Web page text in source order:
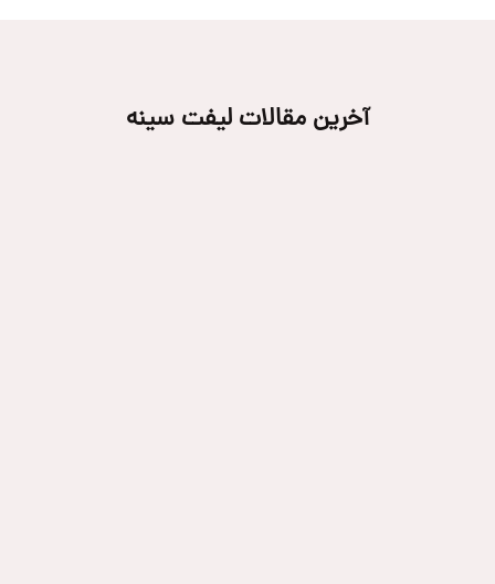
آخرین مقالات لیفت سینه